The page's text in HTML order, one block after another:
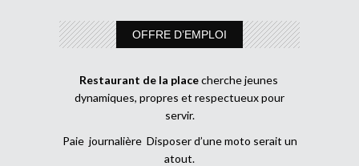
OFFRE D’EMPLOI
Restaurant de la placecherche jeunes
dynamiques, propres et respectueux pour
servir.
Paie journalière Disposer d’une moto serait un
atout.